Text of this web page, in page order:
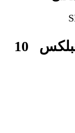
خرید اینترنتی بلوک هبلکس 10